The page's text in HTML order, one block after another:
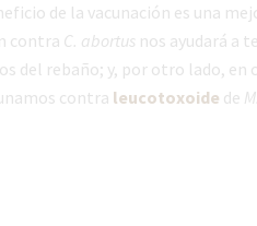
de la vacunación es una
contra C. abortus nos ayudará a
del rebaño; y, por otro lado, en
contra leucotoxoide de